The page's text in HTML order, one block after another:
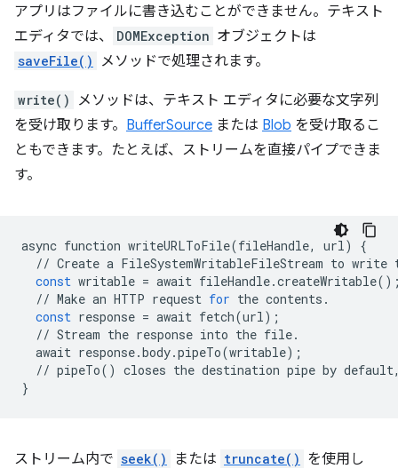
アプリはファイルに書き込むことができません。テキスト
エディタでは、
DOMException オブジェクトは
saveFile() メソッドで処理されます。
write()
メソッドは、テキスト エディタに必要な文字列
を受け取ります。 BufferSource または Blob を受け取るこ
ともできます。たとえば、ストリームを直接パイプできま
す。
async function writeURLToFile(fileHandle, url)
{
// Create a FileSystemWritableFileStream to write
const writable = await fileHandle.createWritable
// Make an HTTP request for the contents .
const response = await fetch(url);
// Stream the response into the file.
await response.body.pipeTo(writable);
// pipeTo() closes the destination pipe by default
}
ストリーム内で seek() または truncate() を使用し